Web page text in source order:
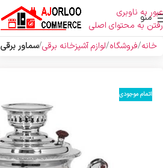
عبور به ناوبری
رفتن به محتوای اصلی
منو
خانه فروشگاه لوازم آشپزخانه برقی سماور برقی
اتمام موجودی